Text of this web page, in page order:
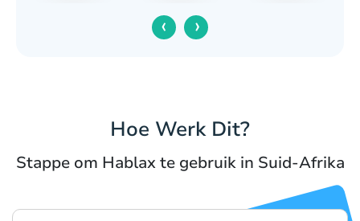
‹ ›
Hoe Werk Dit?
Stappe om Hablax te gebruik in Suid-Afrika